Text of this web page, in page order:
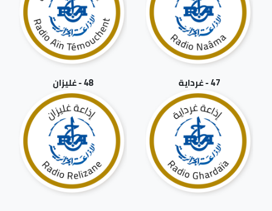
47 - غرداية 48 - غليزان